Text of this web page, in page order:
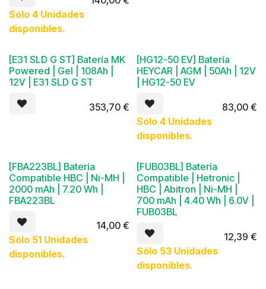
Sólo 4 Unidades
disponibles.
[E31 SLD G ST] Batería MK
Powered | Gel | 108Ah |
12V | E31 SLD G ST
353,70€
[HG12-50 EV] Batería
HEYCAR | AGM | 50Ah | 12V
| HG12-50 EV
83,00€
Sólo 4 Unidades
disponibles.
[FBA223BL] Batería
Compatible HBC | Ni-MH |
2000 mAh | 7.20 Wh |
FBA223BL
14,00€
Sólo 51 Unidades
disponibles.
[FUB03BL] Batería
Compatible | Hetronic |
HBC | Abitron | Ni-MH |
700 mAh | 4.40 Wh | 6.0V |
FUB03BL
12,39 €
Sólo 53 Unidades
disponibles.